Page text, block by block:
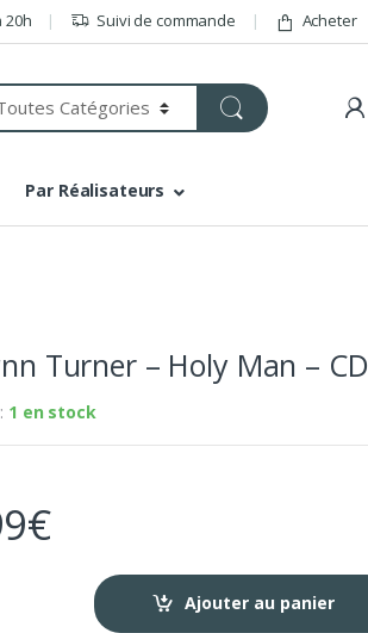
20h Suivi de commande Acheter
Par Réalisateurs
Turner – Holy Man – CD
1 en stock
€
Ajouter au panier